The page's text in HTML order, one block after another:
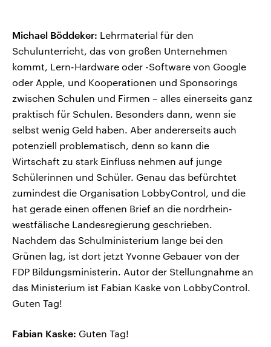
Michael Böddeker: Lehrmaterial für den
Schulunterricht, das von großen Unternehmen
kommt, Lern-Hardware oder -Software von Google
oder Apple, und Kooperationen und Sponsorings
zwischen Schulen und Firmen – alles einerseits ganz
praktisch für Schulen. Besonders dann, wenn sie
selbst wenig Geld haben. Aber andererseits auch
potenziell problematisch, denn so kann die
Wirtschaft zu stark Einfluss nehmen auf junge
Schülerinnen und Schüler. Genau das befürchtet
zumindest die Organisation LobbyControl, und die
hat gerade einen offenen Brief an die nordrhein-
westfälische Landesregierung geschrieben.
Nachdem das Schulministerium lange bei den
Grünen lag, ist dort jetzt Yvonne Gebauer von der
FDP Bildungsministerin. Autor der Stellungnahme an
das Ministerium ist Fabian Kaske von LobbyControl.
Guten Tag!
Fabian Kaske: Guten Tag!